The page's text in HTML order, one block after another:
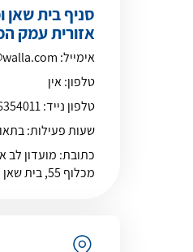
סניף בית שאן
אזורית עמק
אימייל:
טלפון:אין
טלפון נייד:
שעות פעילות:
כתובת: מועדון לב
מכלוף 55, בית שאן